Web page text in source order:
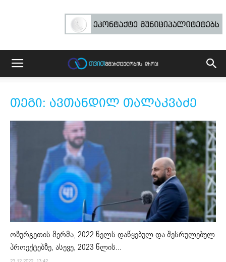
თეგი: ავთანდილ თალაკვაძე
ოზურგეთის მერმა, 2022 წელს დაწყებულ და შესრულებულ
პროექტებზე, ასევე, 2023 წლის...